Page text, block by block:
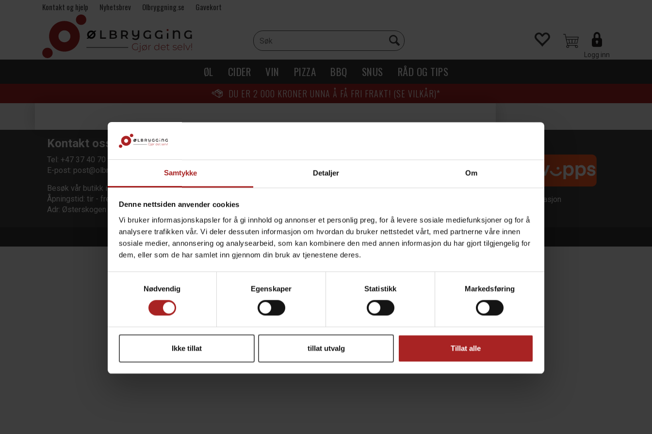
Samtykke Detaljer Om
Denne nettsiden anvender cookies
Vi bruker informasjonskapsler for å gi innhold og annonser et personlig preg, for å levere sosiale mediefunksjoner og for å
analysere trafikken vår. Vi deler dessuten informasjon om hvordan du bruker nettstedet vårt, med partnerne våre innen
sosiale medier, annonsering og analysearbeid, som kan kombinere den med annen informasjon du har gjort tilgjengelig for
dem, eller som de har samlet inn gjennom din bruk av tjenestene deres.
Nødvendig
Egenskaper Statistikk Markedsføring
Ikke tillat tillat utvalg Tillat alle
Kontakt og hjelp Nyhetsbrev Olbryggning.se Gavekort
Logg inn
ØL CIDER VIN PIZZA BBQ SNUS RÅD OG TIPS
DU ER 2 000 KRONER UNNA Å FÅ FRI FRAKT! (SE VILKÅR)*
Kontakt oss
Tel: +47 37 40 70 40
E-post: post@olbrygging.no
Besøk vår butikk i Grimstad:
Åpningstid: tir - fre 12-17, lør 10-15
Adr: Østerskogen 55, 4879 Grimstad
Min side
Ordrehistorikk
Gavekort
nyheter og tilbud
Klikk for mer informasjon
Copyright © 2026 Ølbrygging AS - All rights reserved